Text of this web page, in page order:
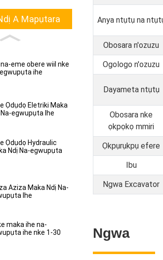
A Mapụtara
na-eme obere wiil nke
ihe
Ọdụdọ Eletriki Maka
Na-egwupụta Ihe
Ọdụdọ Hydraulic
Ndị Na-egwupụta
Aziza Maka Ndị Na-
Ihe
maka ihe na-
ihe nke 1-30
Anya ntụtụ na
Obosara n'ozuzu
Ogologo n'ozuzu
Dayameta ntụtụ
Obosara nke
ọkpọkọ mmiri
Ọkpụrụkpụ efere
Ibu
Ngwa Excavator
Ngwa